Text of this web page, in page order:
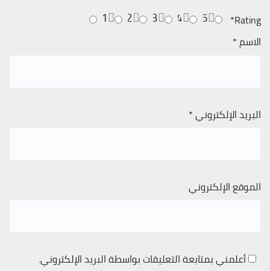
Rating
*
5
4
3
2
1
الاسم*
البريد الإلكتروني*
الموقع الإلكتروني
أعلمني بمتابعة التعليقات بواسطة البريد الإلكتروني.